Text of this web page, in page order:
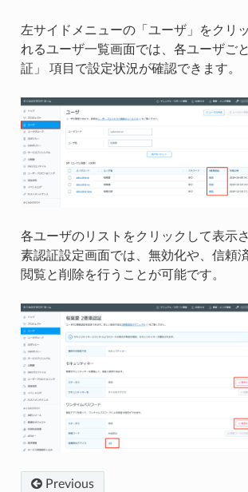
左サイドメニューの「ユーザ」をクリ
れるユーザ一覧画面では、各ユーザご
証」 項目で設定状況が確認できます。
各ユーザのリストをクリックして表示
素認証設定画面では、無効化や、信頼
閲覧と削除を行うことが可能です。
Previous